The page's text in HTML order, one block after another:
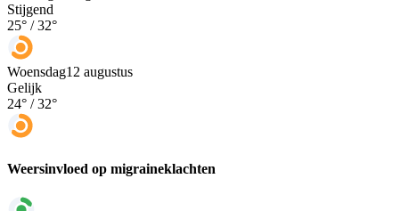
Stijgend
25° /32°
Woensdag12 augustus
Gelijk
24° /32°
Weersinvloed op migraineklachten